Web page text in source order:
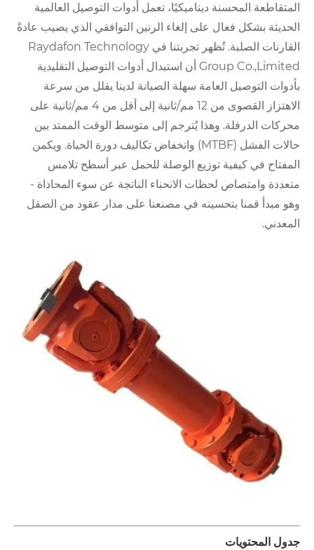
المتقاطعة المحسنة ديناميكيًا، تعمل أدوات التوصيل العالمية
الحديثة بشكل فعال على إلغاء الرنين التوافقي الذي يصيب عادةً
القارنات الصلبة. تُظهر تجربتنا في Raydafon Technology
Group Co.,Limited أن استبدال أدوات التوصيل التقليدية
بأدوات التوصيل العامة سهلة الصيانة لدينا يقلل من سرعة
الاهتزاز القصوى من 12 مم/ثانية إلى أقل من 4 مم/ثانية على
محركات الدرفلة. وهذا يُترجم إلى متوسط ​​الوقت الممتد بين
حالات الفشل (MTBF) وانخفاض تكاليف دورة الحياة. ويكمن
المفتاح في كيفية توزيع الوصلة للحمل عبر أسطح تلامس
متعددة وامتصاص لحظات الانحناء الناتجة عن سوء المحاذاة -
وهو مبدأ قمنا بتحسينه في مصنعنا على مدار عقود من الصقل
المعدني.
جدول المحتويات